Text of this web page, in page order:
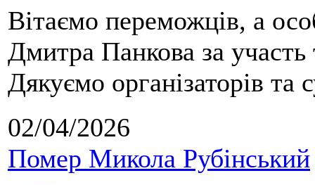
Вітаємо переможців, а
Дмитра Панкова за
Дякуємо організаторів та
02/04/2026
Помер Микола Рубінський